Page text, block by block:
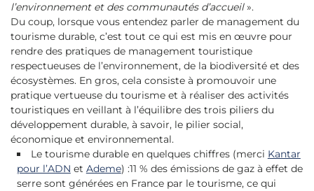
l’environnement et des communautés d’accueil».
Du coup, lorsque vous entendez parler de management du
tourisme durable, c’est tout ce qui est mis en œuvre pour
rendre des pratiques de management touristique
respectueuses de l’environnement, de la biodiversité et des
écosystèmes. En gros, cela consiste à promouvoir une
pratique vertueuse du tourisme et à réaliser des activités
touristiques en veillant à l’équilibre des trois piliers du
développement durable, à savoir, le pilier social,
économique et environnemental.
Le tourisme durable en quelques chiffres (merci Kantar
pour l’ADN et Ademe) :11 % des émissions de gaz à effet de
serre sont générées en France par le tourisme, ce qui